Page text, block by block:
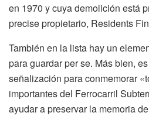
en 1970 y cuya demolición está
precise propietario, Residents
También en la lista hay un
para guardar per se. Más bien,
señalización para conmemorar
importantes del Ferrocarril
ayudar a preservar la memoria